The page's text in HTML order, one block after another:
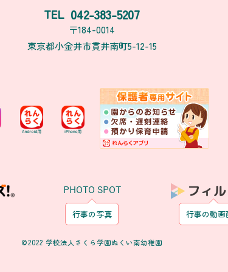
TEL 042-383-5207
〒184-0014
東京都小金井市貫井南町5-12-15
PHOTO SPOT
行事の写真 行事の動画
©2022 学校法人さくら学園ぬくい南幼稚園